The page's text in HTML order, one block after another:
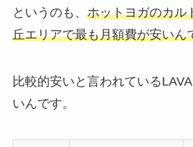
というのも、 ホットヨガのカル
丘エリアで最も月額費が安いん
比較的安いと言われている
いんです。